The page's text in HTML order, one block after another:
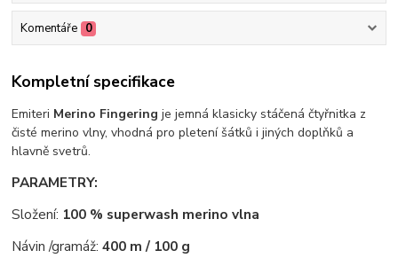
Komentáře 0
Kompletní specifikace
Emiteri Merino Fingering je jemná klasicky stáčená čtyřnitka z
čisté merino vlny, vhodná pro pletení šátků i jiných doplňků a
hlavně svetrů.
PARAMETRY:
Složení: 100 % superwash merino vlna
Návin /gramáž: 400 m / 100 g